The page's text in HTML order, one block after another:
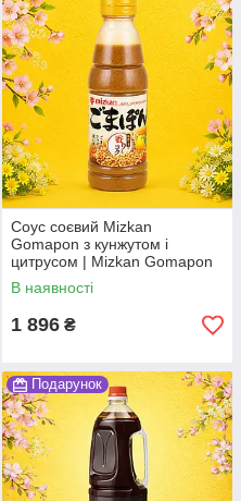
Соус соєвий Mizkan
Gomapon з кунжутом і
цитрусом | Mizkan Gomapon
Sesame Citrus Soy Sauce |
Японія | Mizkan | 350 мл По
В наявності
1 896 ₴
Подарунок